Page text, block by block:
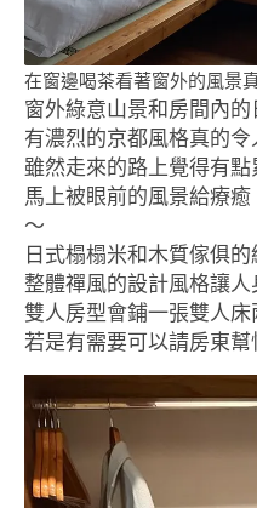
在窗邊喝茶看著窗外的風景
窗外綠意山景和房間內
有濃烈的京都風格真的令
雖然走來的路上覺得有點
馬上被眼前的風景給療
～
日式榻榻米和木質傢俱
整體禪風的設計風格讓人
雙人房型會鋪一張雙人床
若是有需要可以請房東